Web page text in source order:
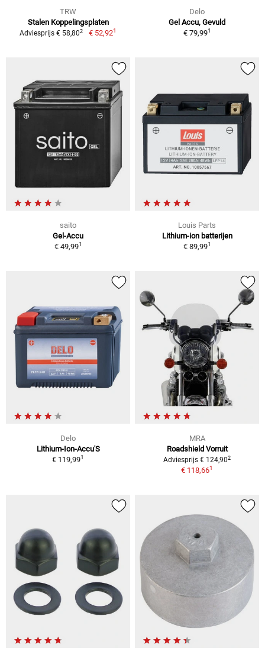
TRW
Stalen Koppelingsplaten
Adviesprijs € 58,802 € 52,921
Delo
Gel Accu, Gevuld
€ 79,991
saito
Gel-Accu
€ 49,991
Louis Parts
Lithium-ion batterijen
€ 89,991
Delo
Lithium-Ion-Accu'S
€ 119,991
MRA
Roadshield Vorruit
Adviesprijs € 124,902
€ 118,661